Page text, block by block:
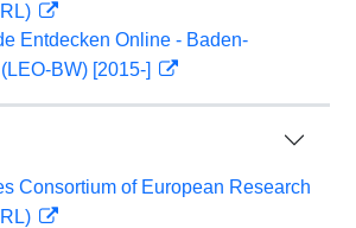
Entdecken Online - Baden-
BW) [2015-]
Consortium of European Research